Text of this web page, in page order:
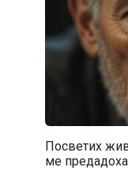
Посветих
ме